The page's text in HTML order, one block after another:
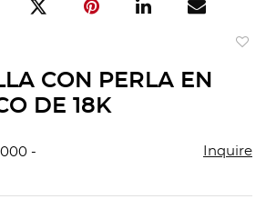
CON PERLA EN
DE 18K
-
Inquire